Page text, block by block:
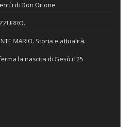
di Don Orione
MARIO. Storia e attualità.
la nascita di Gesù il 25